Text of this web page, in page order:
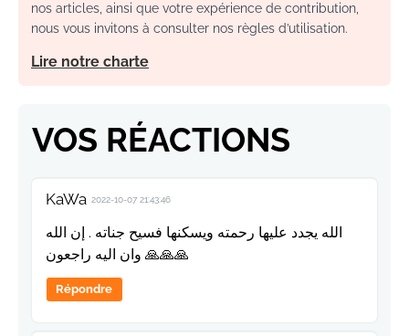
nos articles, ainsi que votre expérience de contribution,
nous vous invitons à consulter nos règles d’utilisation.
Lire notre charte
VOS RÉACTIONS
KaWa 2022-10-07 21:43:46
الله يجدد عليها رحمته ويسكنها فسيح جناته . إن الله
وان اليه راجعون 🙏🙏🙏
Répondre